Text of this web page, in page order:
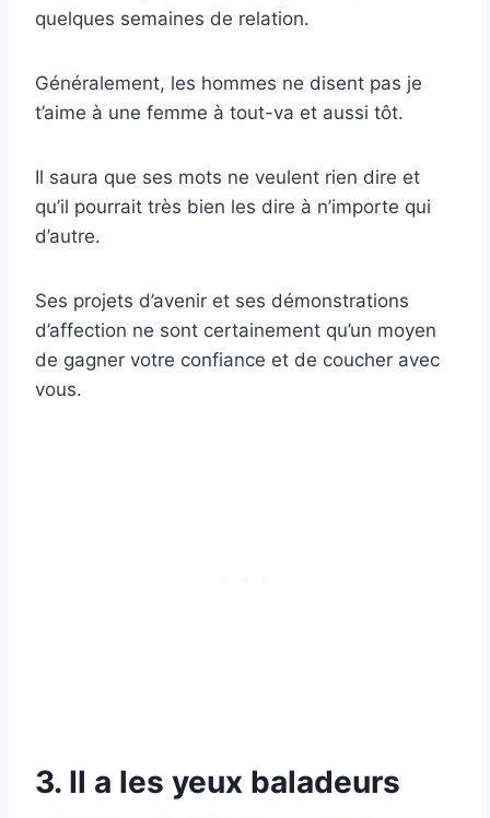
quelques semaines de relation.
Généralement, les hommes ne disent pas je
t’aime à une femme à tout-va et aussi tôt.
Il saura que ses mots ne veulent rien dire et
qu’il pourrait très bien les dire à n’importe qui
d’autre.
Ses projets d’avenir et ses démonstrations
d’affection ne sont certainement qu’un moyen
de gagner votre confiance et de coucher avec
vous.
3. Il a les yeux baladeurs